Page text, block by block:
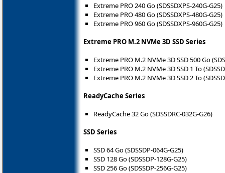
Extreme PRO 240 Go (SDSSDXPS-240G-G25)
Extreme PRO 480 Go (SDSSDXPS-480G-G25)
Extreme PRO 960 Go (SDSSDXPS-960G-G25)
Extreme PRO M.2 NVMe 3D SSD Series
Extreme PRO M.2 NVMe 3D SSD 500 Go
Extreme PRO M.2 NVMe 3D SSD 1 To
Extreme PRO M.2 NVMe 3D SSD 2 To
ReadyCache Series
ReadyCache 32 Go (SDSSDRC-032G-G26)
SSD Series
SSD 64 Go (SDSSDP-064G-G25)
SSD 128 Go (SDSSDP-128G-G25)
SSD 256 Go (SDSSDP-256G-G25)